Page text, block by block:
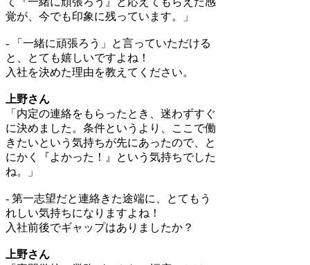
覚が、今でも印象に残っています。」
- 「一緒に頑張ろう」と言っていただける
と、とても嬉しいですよね！
入社を決めた理由を教えてください。
上野さん
「内定の連絡をもらったとき、迷わずすぐ
に決めました。条件というより、ここで働
きたいという気持ちが先にあったので、と
にかく『よかった！』という気持ちでした
ね。」
- 第一志望だと連絡きた途端に、とてもう
れしい気持ちになりますよね！
入社前後でギャップはありましたか？
上野さん